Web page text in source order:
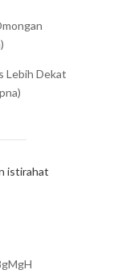
Lebih Dekat
istirahat